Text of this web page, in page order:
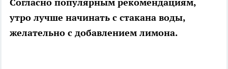
утро лучше начинать с стакана воды,
желательно с добавлением лимона.